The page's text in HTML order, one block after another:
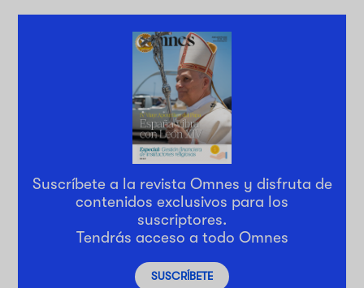
Suscríbete a la revista Omnes y disfruta de
contenidos exclusivos para los
suscriptores.
Tendrás acceso a todo Omnes
SUSCRÍBETE